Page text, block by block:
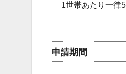
1世帯あたり一律5
申請期間